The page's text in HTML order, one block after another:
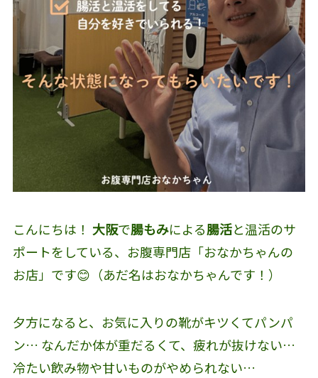
こんにちは！ 大阪で腸もみによる腸活と温活のサ
ポートをしている、お腹専門店「おなかちゃんの
お店」です😊（あだ名はおなかちゃんです！）
夕方になると、お気に入りの靴がキツくてパンパ
ン… なんだか体が重だるくて、疲れが抜けない…
冷たい飲み物や甘いものがやめられない…